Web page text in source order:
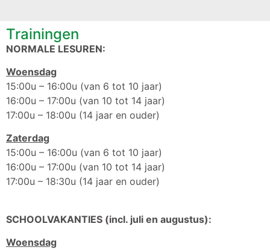
Trainingen
NORMALE LESUREN:
Woensdag
15:00u – 16:00u (van 6 tot 10 jaar)
16:00u – 17:00u (van 10 tot 14 jaar)
17:00u – 18:00u (14 jaar en ouder)
Zaterdag
15:00u – 16:00u (van 6 tot 10 jaar)
16:00u – 17:00u (van 10 tot 14 jaar)
17:00u – 18:30u (14 jaar en ouder)
SCHOOLVAKANTIES (incl. juli en augustus):
Woensdag